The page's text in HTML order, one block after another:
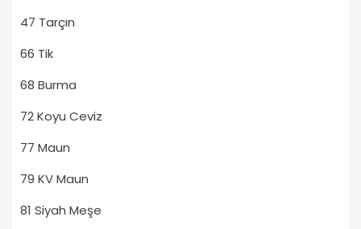
47 Tarçın
66 Tik
68 Burma
72 Koyu Ceviz
77 Maun
79 KV Maun
81 Siyah Meşe